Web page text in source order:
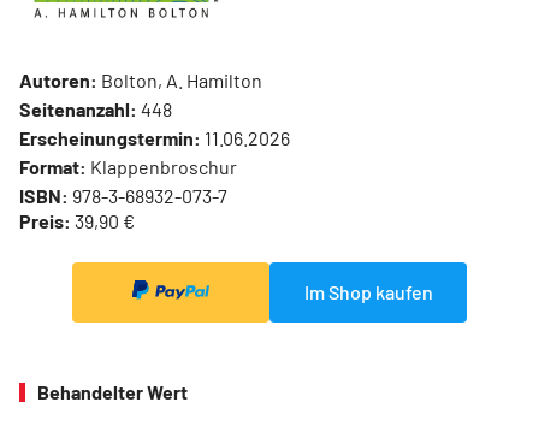
Autoren: Bolton, A. Hamilton
Seitenanzahl: 448
Erscheinungstermin: 11.06.2026
Format: Klappenbroschur
ISBN: 978-3-68932-073-7
Preis: 39,90 €
Im Shop kaufen
Behandelter Wert